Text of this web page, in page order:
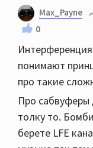
Max_Payne
0
понимают
про такие
Про сабвуферы
толку то.
берете LFE